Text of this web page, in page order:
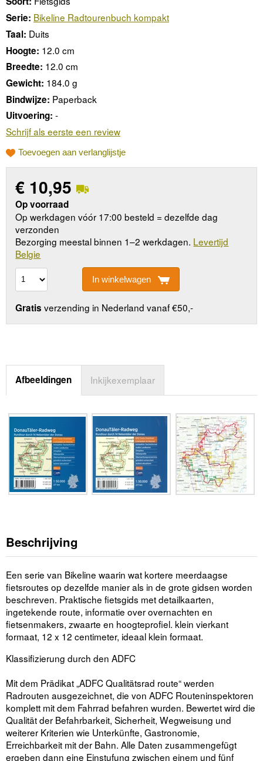
Serie: Bikeline Radtourenbuch kompakt
Taal: Duits
Hoogte: 12.0 cm
Breedte: 12.0 cm
Gewicht: 184.0 g
Bindwijze: Paperback
Uitvoering: -
Schrijf als eerste een review
Toevoegen aan verlanglijstje
€ 10,95
Op voorraad
Op werkdagen vóór 17:00 besteld = dezelfde dag
verzonden
Bezorging meestal binnen 1–2 werkdagen. Levertijd
Belgie
In winkelwagen
Gratis verzending in Nederland vanaf €50,-
Afbeeldingen Inkijkexemplaar
Beschrijving
Een serie van Bikeline waarin wat kortere meerdaagse
fietsroutes op dezelfde manier als in de grote gidsen worden
beschreven. Praktische fietsgids met detailkaarten,
ingetekende route, informatie over overnachten en
fietsenmakers, zwaarte en hoogteprofiel. klein vierkant
formaat, 12 x 12 centimeter, ideaal klein formaat.
Klassifizierung durch den ADFC
Mit dem Prädikat „ADFC Qualitätsrad route“ werden
Radrouten ausgezeichnet, die von ADFC Routeninspektoren
komplett mit dem Fahrrad befahren wurden. Bewertet wird die
Qualität der Befahrbarkeit, Sicherheit, Wegweisung und
weiterer Kriterien wie Unterkünfte, Gastronomie,
Erreichbarkeit mit der Bahn. Alle Daten zusammen­gefügt
ergeben dann eine Einstufung zwischen einem und fünf